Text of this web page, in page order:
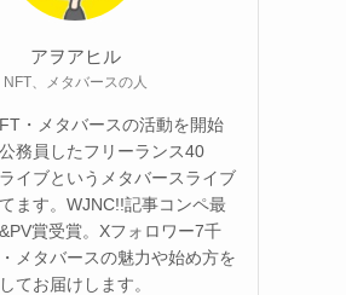
アヲアヒル
NFT、メタバースの人
・メタバースの活動を開始
務員したフリーランス40
イブというメタバースライブ
ます。WJNC!!記事コンペ最
賞受賞。Xフォロワー7千
メタバースの魅力や始め方を
てお届けします。